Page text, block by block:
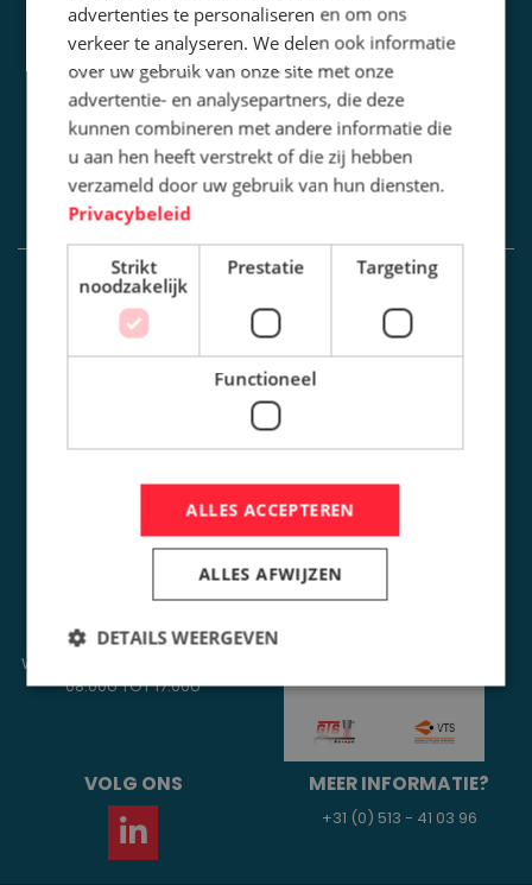
BLIJF OP DE HOOGTE
WILT U DAT WIJ U OP DE HOOGTE HOUDEN VAN PROJECTEN,
NIEUWS EN OPLOSSINGEN? SCHRIJF U DAN IN VOOR ONZE
NIEUWSBRIEF.
INFORMATIE
OPLOSSINGEN
NIEUWS
OVER ONS
CONTACT
DE WERF 42
8401 JE GORREDIJK
OPENINGSTIJDEN
ONS KANTOOR IS OP
WERKDAGEN GEOPEND VANAF
08.00U TOT 17.00U
AANGESLOTEN BIJ
VOLG ONS MEER INFORMATIE?
+31 (0) 513 - 41 03 96
advertenties te personaliseren en om ons
verkeer te analyseren. We delen ook informatie
over uw gebruik van onze site met onze
advertentie- en analysepartners, die deze
kunnen combineren met andere informatie die
u aan hen heeft verstrekt of die zij hebben
verzameld door uw gebruik van hun diensten.
Privacybeleid
Strikt
noodzakelijk
Prestatie Targeting
Functioneel
ALLES ACCEPTEREN
ALLES AFWIJZEN
DETAILS WEERGEVEN